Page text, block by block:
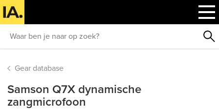
Gear database
Samson Q7X dynamische
zangmicrofoon